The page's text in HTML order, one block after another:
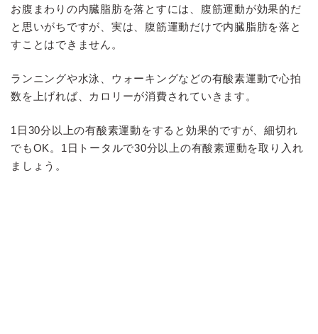
お腹まわりの内臓脂肪を落とすには、腹筋運動が効果的だ
と思いがちですが、実は、腹筋運動だけで内臓脂肪を落と
すことはできません。
ランニングや水泳、ウォーキングなどの有酸素運動で心拍
数を上げれば、カロリーが消費されていきます。
1日30分以上の有酸素運動をすると効果的ですが、細切れ
でもOK。1日トータルで30分以上の有酸素運動を取り入れ
ましょう。